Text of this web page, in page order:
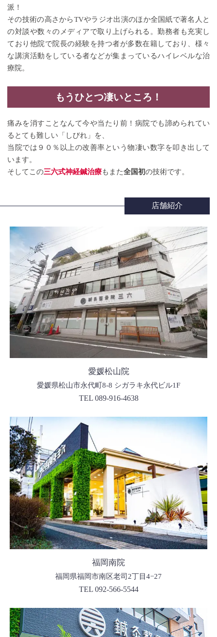
派！
その技術の高さからTVやラジオ出演のほか全国紙で著名人と
の対談や数々のメディアで取り上げられる。勤務者も充実し
ており他院で院長の経験を持つ者が多数在籍しており、様々
な講演活動をしている者などが集まっているハイレベルな治
療院。
もうひとつ凄いところ！
痛みを消すことなんて今や当たり前！病院でも諦められてい
るとても難しい「しびれ」を、
当院では９０％以上の改善率という物凄い数字を叩き出して
います。
そしてこの三六式神経鍼治療もまた全国初の技術です。
店舗紹介
愛媛松山院
愛媛県松山市永代町8-8 シガラキ永代ビル1F
TEL 089-916-4638
福岡南院
福岡県福岡市南区老司2丁目4−27
TEL 092-566-5544